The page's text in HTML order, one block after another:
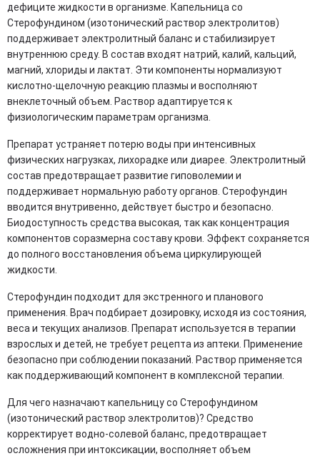
дефиците жидкости в организме. Капельница со
Стерофундином (изотонический раствор электролитов)
поддерживает электролитный баланс и стабилизирует
внутреннюю среду. В состав входят натрий, калий, кальций,
магний, хлориды и лактат. Эти компоненты нормализуют
кислотно-щелочную реакцию плазмы и восполняют
внеклеточный объем. Раствор адаптируется к
физиологическим параметрам организма.
Препарат устраняет потерю воды при интенсивных
физических нагрузках, лихорадке или диарее. Электролитный
состав предотвращает развитие гиповолемии и
поддерживает нормальную работу органов. Стерофундин
вводится внутривенно, действует быстро и безопасно.
Биодоступность средства высокая, так как концентрация
компонентов соразмерна составу крови. Эффект сохраняется
до полного восстановления объема циркулирующей
жидкости.
Стерофундин подходит для экстренного и планового
применения. Врач подбирает дозировку, исходя из состояния,
веса и текущих анализов. Препарат используется в терапии
взрослых и детей, не требует рецепта из аптеки. Применение
безопасно при соблюдении показаний. Раствор применяется
как поддерживающий компонент в комплексной терапии.
Для чего назначают капельницу со Стерофундином
(изотонический раствор электролитов)? Средство
корректирует водно-солевой баланс, предотвращает
осложнения при интоксикации, восполняет объем